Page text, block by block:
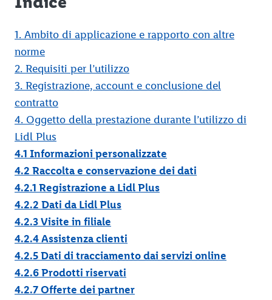
1. Ambito di applicazione e rapporto con altre
norme
2. Requisiti per l’utilizzo
3. Registrazione, account e conclusione del
contratto
4. Oggetto della prestazione durante l’utilizzo di
Lidl Plus
4.1 Informazioni personalizzate
4.2 Raccolta e conservazione dei dati
4.2.1 Registrazione a Lidl Plus
4.2.2 Dati da Lidl Plus
4.2.3 Visite in filiale
4.2.4 Assistenza clienti
4.2.5 Dati di tracciamento dai servizi online
4.2.6 Prodotti riservati
4.2.7 Offerte dei partner